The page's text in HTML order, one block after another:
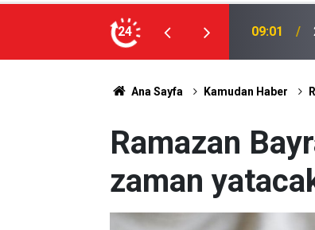
24
En Çok Öğretmen Aradığı 15 Branş! 19:00
Ana Sayfa Kamudan Haber
Ramazan
zaman